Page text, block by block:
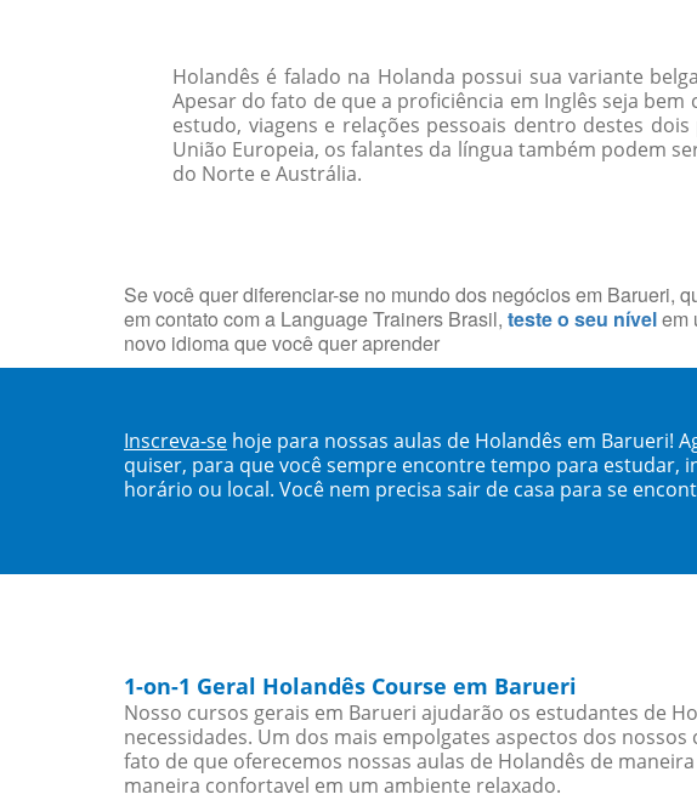
Holandês é falado na Holanda possui sua variante
Apesar do fato de que a proficiência em Inglês seja
estudo, viagens e relações pessoais dentro destes
União Europeia, os falantes da língua também podem
do Norte e Austrália.
Se você quer diferenciar-se no mundo dos negócios em Barueri,
em contato com a Language Trainers Brasil, teste o seu nívelem
novo idioma que você quer aprender
Inscreva-se hoje para nossas aulas de Holandês em Barueri!
quiser, para que você sempre encontre tempo para estudar,
horário ou local. Você nem precisa sair de casa para se
1-on-1 Geral Holandês Course em Barueri
Nosso cursos gerais em Barueri ajudarão os estudantes de
necessidades. Um dos mais empolgates aspectos dos
fato de que oferecemos nossas aulas de Holandês de
maneira confortavel em um ambiente relaxado.